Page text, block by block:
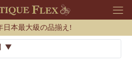
日本最大級の品揃え!
▼